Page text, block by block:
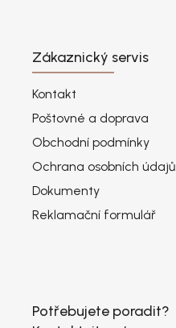
Zákaznický servis
Kontakt
Poštovné a doprava
Obchodní podmínky
Ochrana osobních údajů
Dokumenty
Reklamační formulář
Potřebujete poradit?